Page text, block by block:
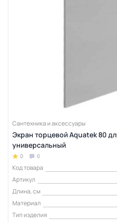
Сантехника и аксессуары
Экран торцевой Aquatek 80
универсальный
0 0
Код товара
Артикул
Длина, см
Материал
Тип изделия